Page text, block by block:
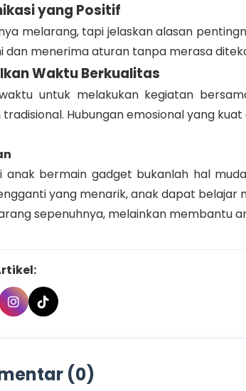
yang Positif
melarang, tapi jelaskan alasan
dan menerima aturan tanpa merasa
Waktu Berkualitas
untuk melakukan kegiatan
Hubungan emosional yang
anak bermain gadget bukanlah hal
yang menarik, anak dapat belajar
sepenuhnya, melainkan membantu
(0)